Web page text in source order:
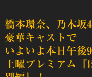
橋本環奈、乃木坂
豪華キャストで
いよいよ本日午後
土曜プレミアム『